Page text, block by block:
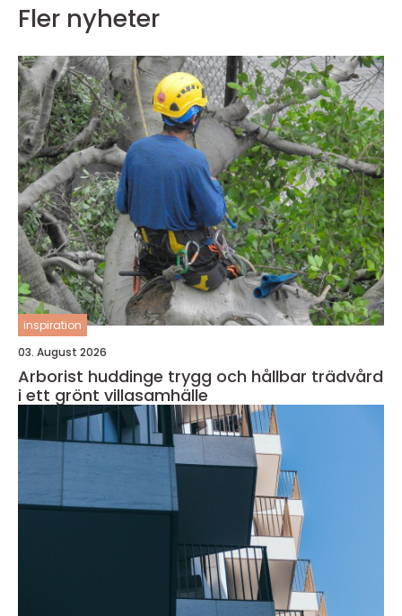
Fler nyheter
inspiration
03. August 2026
Arborist huddinge trygg och hållbar trädvård
i ett grönt villasamhälle